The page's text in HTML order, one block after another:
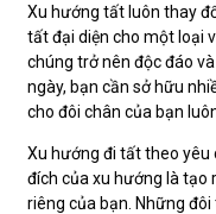
Xu hướng tất luôn thay
tất đại diện cho một loại
chúng trở nên độc đáo
ngày, bạn cần sở hữu
cho đôi chân của bạn
Xu hướng đi tất theo yêu
đích của xu hướng là tạo
riêng của bạn. Những